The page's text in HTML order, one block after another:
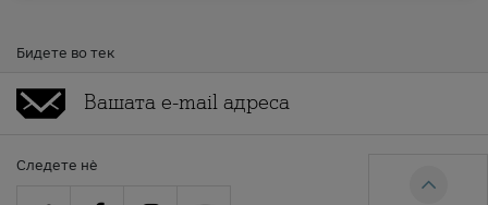
Бидете во тек
Следете нè